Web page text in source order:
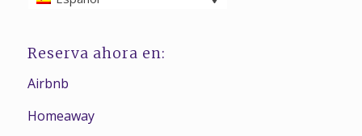
Reserva ahora en:
Airbnb
Homeaway